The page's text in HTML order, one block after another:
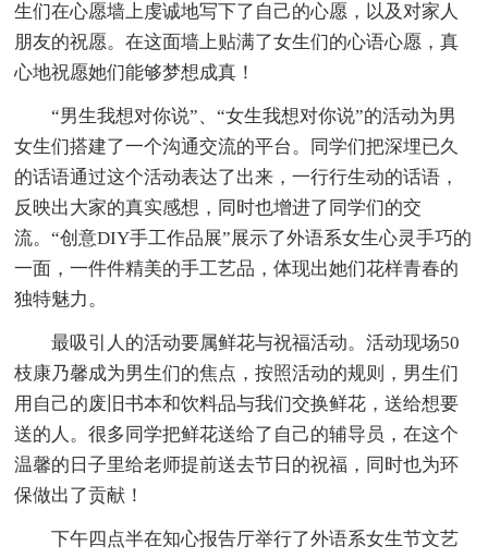
生们在心愿墙上虔诚地写下了自己的心愿，以及对家人
朋友的祝愿。在这面墙上贴满了女生们的心语心愿，真
心地祝愿她们能够梦想成真！
“男生我想对你说”、“女生我想对你说”的活动为男
女生们搭建了一个沟通交流的平台。同学们把深埋已久
的话语通过这个活动表达了出来，一行行生动的话语，
反映出大家的真实感想，同时也增进了同学们的交
流。“创意DIY手工作品展”展示了外语系女生心灵手巧的
一面，一件件精美的手工艺品，体现出她们花样青春的
独特魅力。
最吸引人的活动要属鲜花与祝福活动。活动现场50
枝康乃馨成为男生们的焦点，按照活动的规则，男生们
用自己的废旧书本和饮料品与我们交换鲜花，送给想要
送的人。很多同学把鲜花送给了自己的辅导员，在这个
温馨的日子里给老师提前送去节日的祝福，同时也为环
保做出了贡献！
下午四点半在知心报告厅举行了外语系女生节文艺